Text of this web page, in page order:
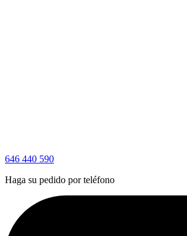
646 440 590
Haga su pedido por teléfono